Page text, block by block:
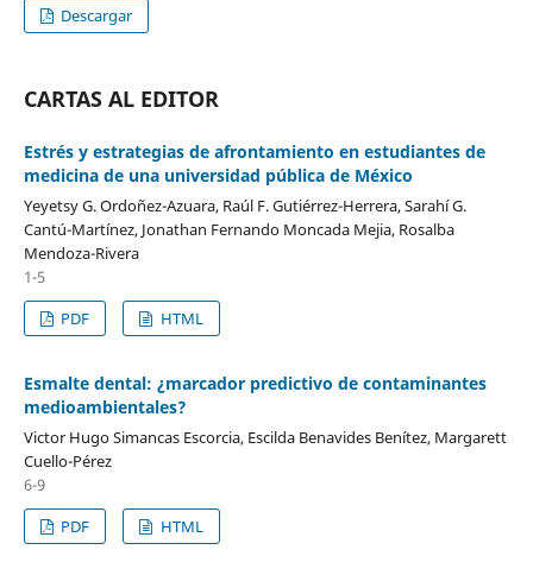
Descargar
CARTAS AL EDITOR
Estrés y estrategias de afrontamiento en estudiantes de
medicina de una universidad pública de México
Yeyetsy G. Ordoñez-Azuara, Raúl F. Gutiérrez-Herrera, Sarahí G.
Cantú-Martínez, Jonathan Fernando Moncada Mejia, Rosalba
Mendoza-Rivera
1-5
PDF
HTML
Esmalte dental: ¿marcador predictivo de contaminantes
medioambientales?
Victor Hugo Simancas Escorcia, Escilda Benavides Benítez, Margarett
Cuello-Pérez
6-9
PDF
HTML